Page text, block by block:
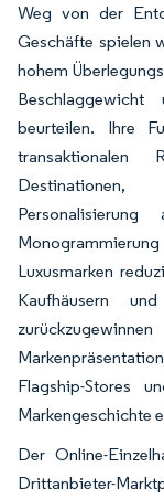
Weg von der
Geschäfte spielen
hohem
beurteilen. Ihre
transaktionalen
Luxusmarken
Kaufhäusern
Flagship-Stores
Markengeschichte
Der Online-
Drittanbieter-